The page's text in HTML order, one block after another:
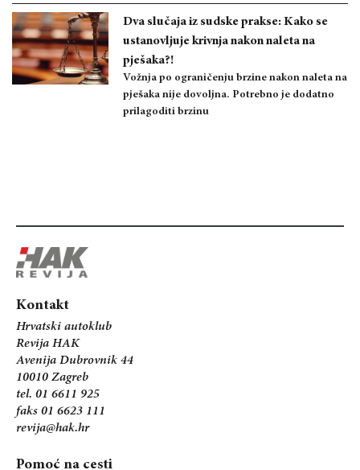
Dva slučaja iz sudske prakse: Kako se
ustanovljuje krivnja nakon naleta na
pješaka?!
Vožnja po ograničenju brzine nakon naleta na
pješaka nije dovoljna. Potrebno je dodatno
prilagoditi brzinu
Kontakt
Hrvatski autoklub
Revija HAK
Avenija Dubrovnik 44
10010 Zagreb
tel. 01 6611 925
faks 01 6623 111
revija@hak.hr
Pomoć na cesti